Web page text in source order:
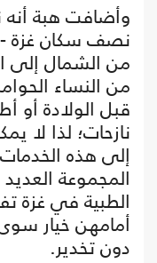
وأضافت هبة أنه
من الشمال إلى
من النساء
قبل الولادة أو
نازحات؛ لذا لا
إلى هذه
المجموعة
الطبية في غزة
أمامهن خيار
دون تخدير.